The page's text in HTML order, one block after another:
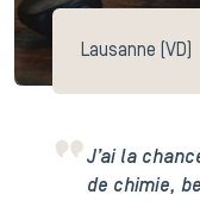
Lausanne (VD)
J’ai la
de chimie,